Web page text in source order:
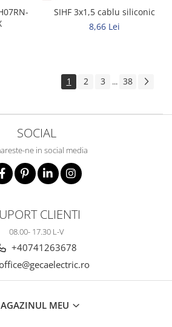
SIHF 3x1,5 cablu siliconic
8,66 Lei
1 2 3 ... 38
SOCIAL
ne in social media
CLIENTI
08.00- 17.30 L-V
+40741263678
MEU